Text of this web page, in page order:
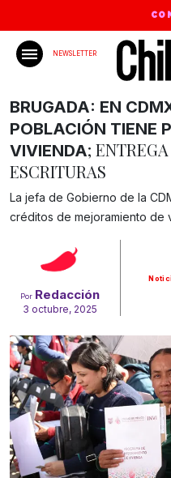
NEWSLETTER
Por Redacción
3 octubre, 2025
BRUGADA: EN
POBLACIÓN TIENE
VIVIENDA;
ESCRITURAS
La jefa de Gobierno de la
créditos de mejoramiento de